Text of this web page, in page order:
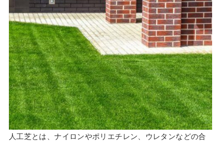
人工芝とは、ナイロンやポリエチレン、ウレタンなどの合